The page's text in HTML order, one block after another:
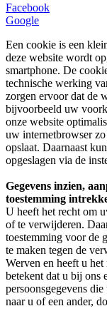
Facebook
Google
Een cookie is een
deze website wordt
smartphone. De
technische werking
zorgen ervoor dat de
bijvoorbeeld uw
onze website
uw internetbrowser
opslaat. Daarnaast
opgeslagen via de
Gegevens inzien,
toestemming
U heeft het recht om
of te verwijderen.
toestemming voor de
te maken tegen de
Werven en heeft u
betekent dat u bij ons
persoonsgegevens
naar u of een ander,